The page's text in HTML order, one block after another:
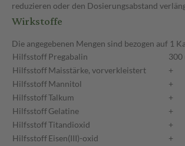
reduzieren oder den Dosierungsabstand
Wirkstoffe
Die angegebenen Mengen sind bezogen auf 1
HilfsstoffPregabalin
300
HilfsstoffMaisstärke, vorverkleistert
+
HilfsstoffMannitol
+
HilfsstoffTalkum
+
HilfsstoffGelatine
+
HilfsstoffTitandioxid
+
HilfsstoffEisen(III)-oxid
+